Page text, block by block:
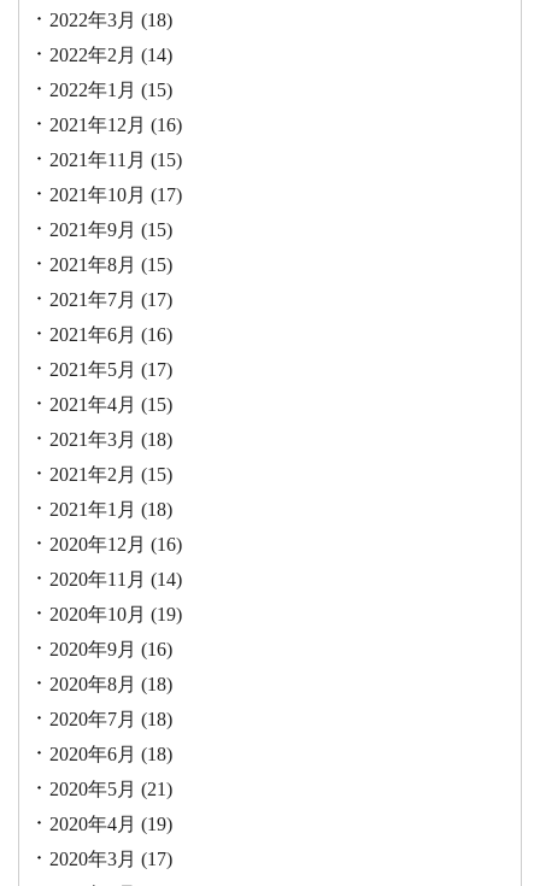
2022年3月 (18)
2022年2月 (14)
2022年1月 (15)
2021年12月 (16)
2021年11月 (15)
2021年10月 (17)
2021年9月 (15)
2021年8月 (15)
2021年7月 (17)
2021年6月 (16)
2021年5月 (17)
2021年4月 (15)
2021年3月 (18)
2021年2月 (15)
2021年1月 (18)
2020年12月 (16)
2020年11月 (14)
2020年10月 (19)
2020年9月 (16)
2020年8月 (18)
2020年7月 (18)
2020年6月 (18)
2020年5月 (21)
2020年4月 (19)
2020年3月 (17)